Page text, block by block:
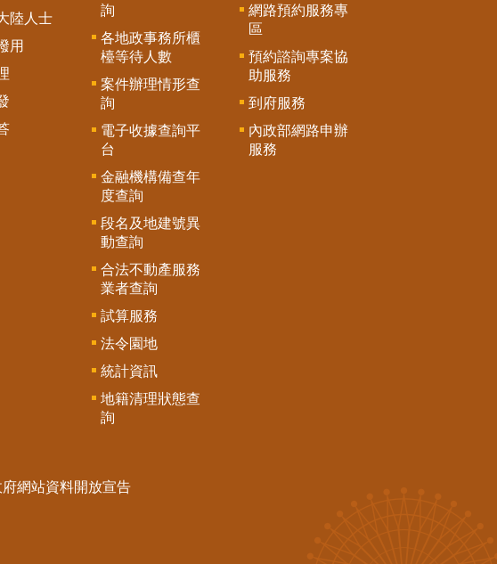
陸人士
用
詢
各地政事務所櫃
檯等待人數
案件辦理情形查
詢
電子收據查詢平
台
金融機構備查年
度查詢
段名及地建號異
動查詢
合法不動產服務
業者查詢
試算服務
法令園地
統計資訊
地籍清理狀態查
詢
網路預約服務專
區
預約諮詢專案協
助服務
到府服務
內政部網路申辦
服務
府網站資料開放宣告